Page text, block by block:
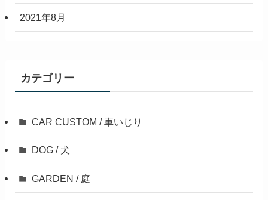
2021年8月
カテゴリー
CAR CUSTOM / 車いじり
DOG / 犬
GARDEN / 庭